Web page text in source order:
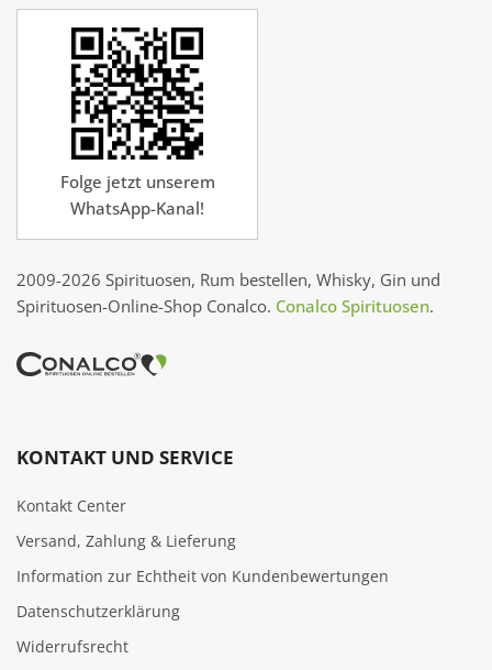
Folge jetzt unserem
WhatsApp-Kanal!
2009-2026 Spirituosen, Rum bestellen, Whisky, Gin und
Spirituosen-Online-Shop Conalco. Conalco Spirituosen.
KONTAKT UND SERVICE
Kontakt Center
Versand, Zahlung & Lieferung
Information zur Echtheit von Kundenbewertungen
Datenschutzerklärung
Widerrufsrecht